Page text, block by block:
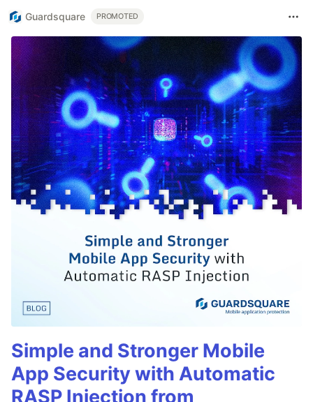
Guardsquare PROMOTED
Simple and Stronger Mobile
App Security with Automatic
RASP Injection from